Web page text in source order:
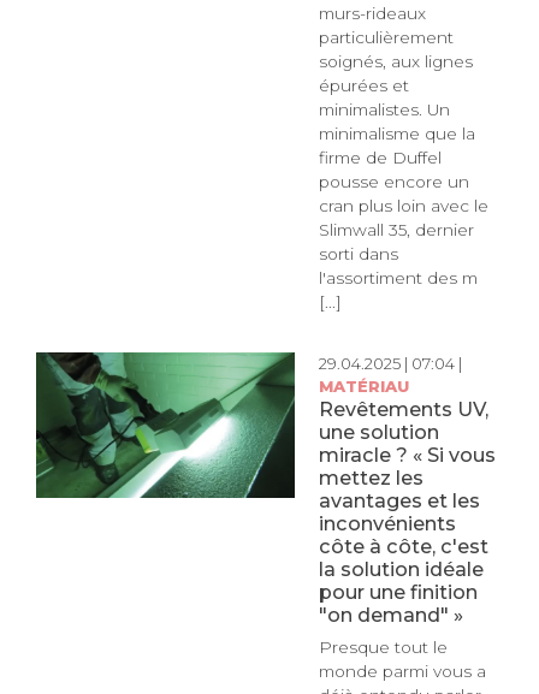
murs-rideaux
particulièrement
soignés, aux lignes
épurées et
minimalistes. Un
minimalisme que la
firme de Duffel
pousse encore un
cran plus loin avec le
Slimwall 35, dernier
sorti dans
l'assortiment des m
[...]
29.04.2025 | 07:04 |
MATÉRIAU
Revêtements UV,
une solution
miracle ? « Si vous
mettez les
avantages et les
inconvénients
côte à côte, c'est
la solution idéale
pour une finition
"on demand" »
Presque tout le
monde parmi vous a